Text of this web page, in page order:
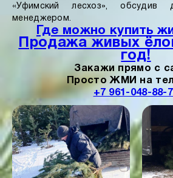
«Уфимский лесхоз», обсудив
менеджером.
Где можно купить
Продажа живых
год!
Закажи прямо с
Просто ЖМИ на
+7 961-048-88-